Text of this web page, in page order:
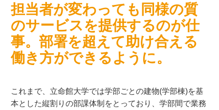
担当者が変わっても同様の質
のサービスを提供するのが仕
事。部署を超えて助け合える
働き方ができるように。
これまで、立命館大学では学部ごとの建物(学部棟)を基
本とした縦割りの部課体制をとっており、学部間で業務